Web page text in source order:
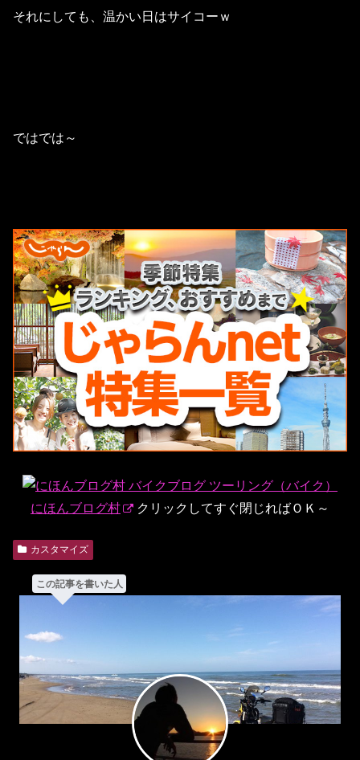
それにしても、温かい日はサイコーｗ
ではでは～
にほんブログ村 クリックしてすぐ閉じればＯＫ～
カスタマイズ
この記事を書いた人